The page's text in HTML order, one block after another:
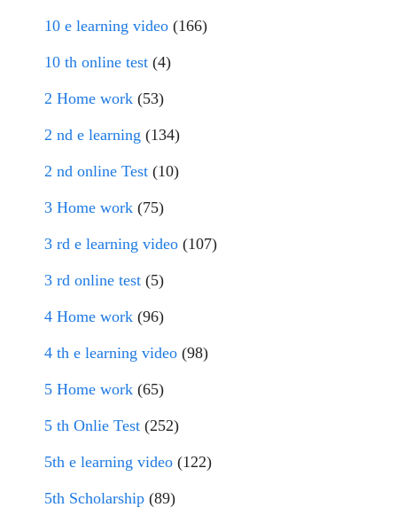
10 e learning video (166)
10 th online test (4)
2 Home work (53)
2 nd e learning (134)
2 nd online Test (10)
3 Home work (75)
3 rd e learning video (107)
3 rd online test (5)
4 Home work (96)
4 th e learning video (98)
5 Home work (65)
5 th Onlie Test (252)
5th e learning video (122)
5th Scholarship (89)